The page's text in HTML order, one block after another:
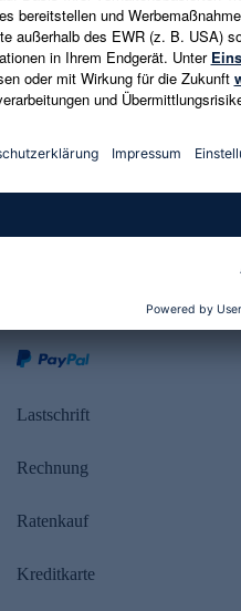
Eine Abmeldung ist jederzeit in
Lastschrift
Rechnung
Ratenkauf
Kreditkarte